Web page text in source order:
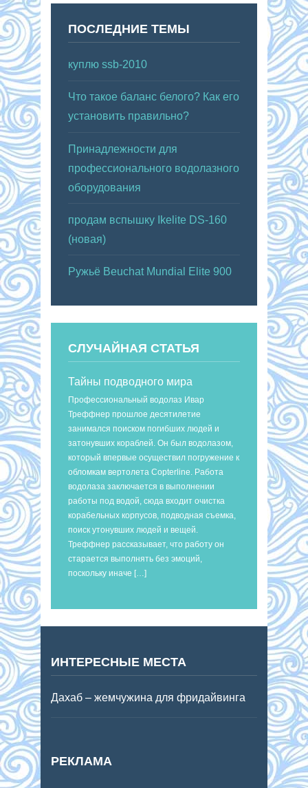
ПОСЛЕДНИЕ ТЕМЫ
куплю ssb-2010
Что такое баланс белого? Как его
установить правильно?
Принадлежности для
профессионального водолазного
оборудования
продам вспышку Ikelite DS-160
(новая)
Ружьё Beuchat Mundial Elite 900
СЛУЧАЙНАЯ СТАТЬЯ
Тайны подводного мира
Профессиональный водолаз Ивар
Треффнер прошлое десятилетие
занимался поиском погибших людей и
затонувших кораблей. Он был водолазом,
который впервые осуществил погружение к
обломкам вертолета Copterline. Работа
водолаза заключается в выполнении
работы под водой, сюда входит очистка
корабельных корпусов, подводная съемка,
поиск утонувших людей и вещей.
Треффнер рассказывает, что работу он
старается выполнять без эмоций,
поскольку иначе […]
ИНТЕРЕСНЫЕ МЕСТА
Дахаб – жемчужина для фридайвинга
РЕКЛАМА